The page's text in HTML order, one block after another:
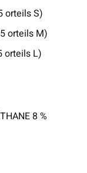
orteils S)
orteils M)
orteils L)
8 %